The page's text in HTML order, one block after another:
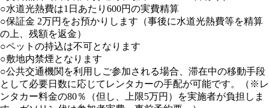
○水道光熱費は1日あたり600円の実費精算
○保証金 2万円をお預かりします（事後に水道光熱費等を精算
の上、残額を返金）
○ペットの持込は不可となります
○敷地内禁煙となります
○公共交通機関を利用しご参加される場合、滞在中の移動手段
として必要日数に応じてレンタカーの手配が可能です。（※レ
ンタカー料金の80％（但し、上限5万円）を実施者が負担しま